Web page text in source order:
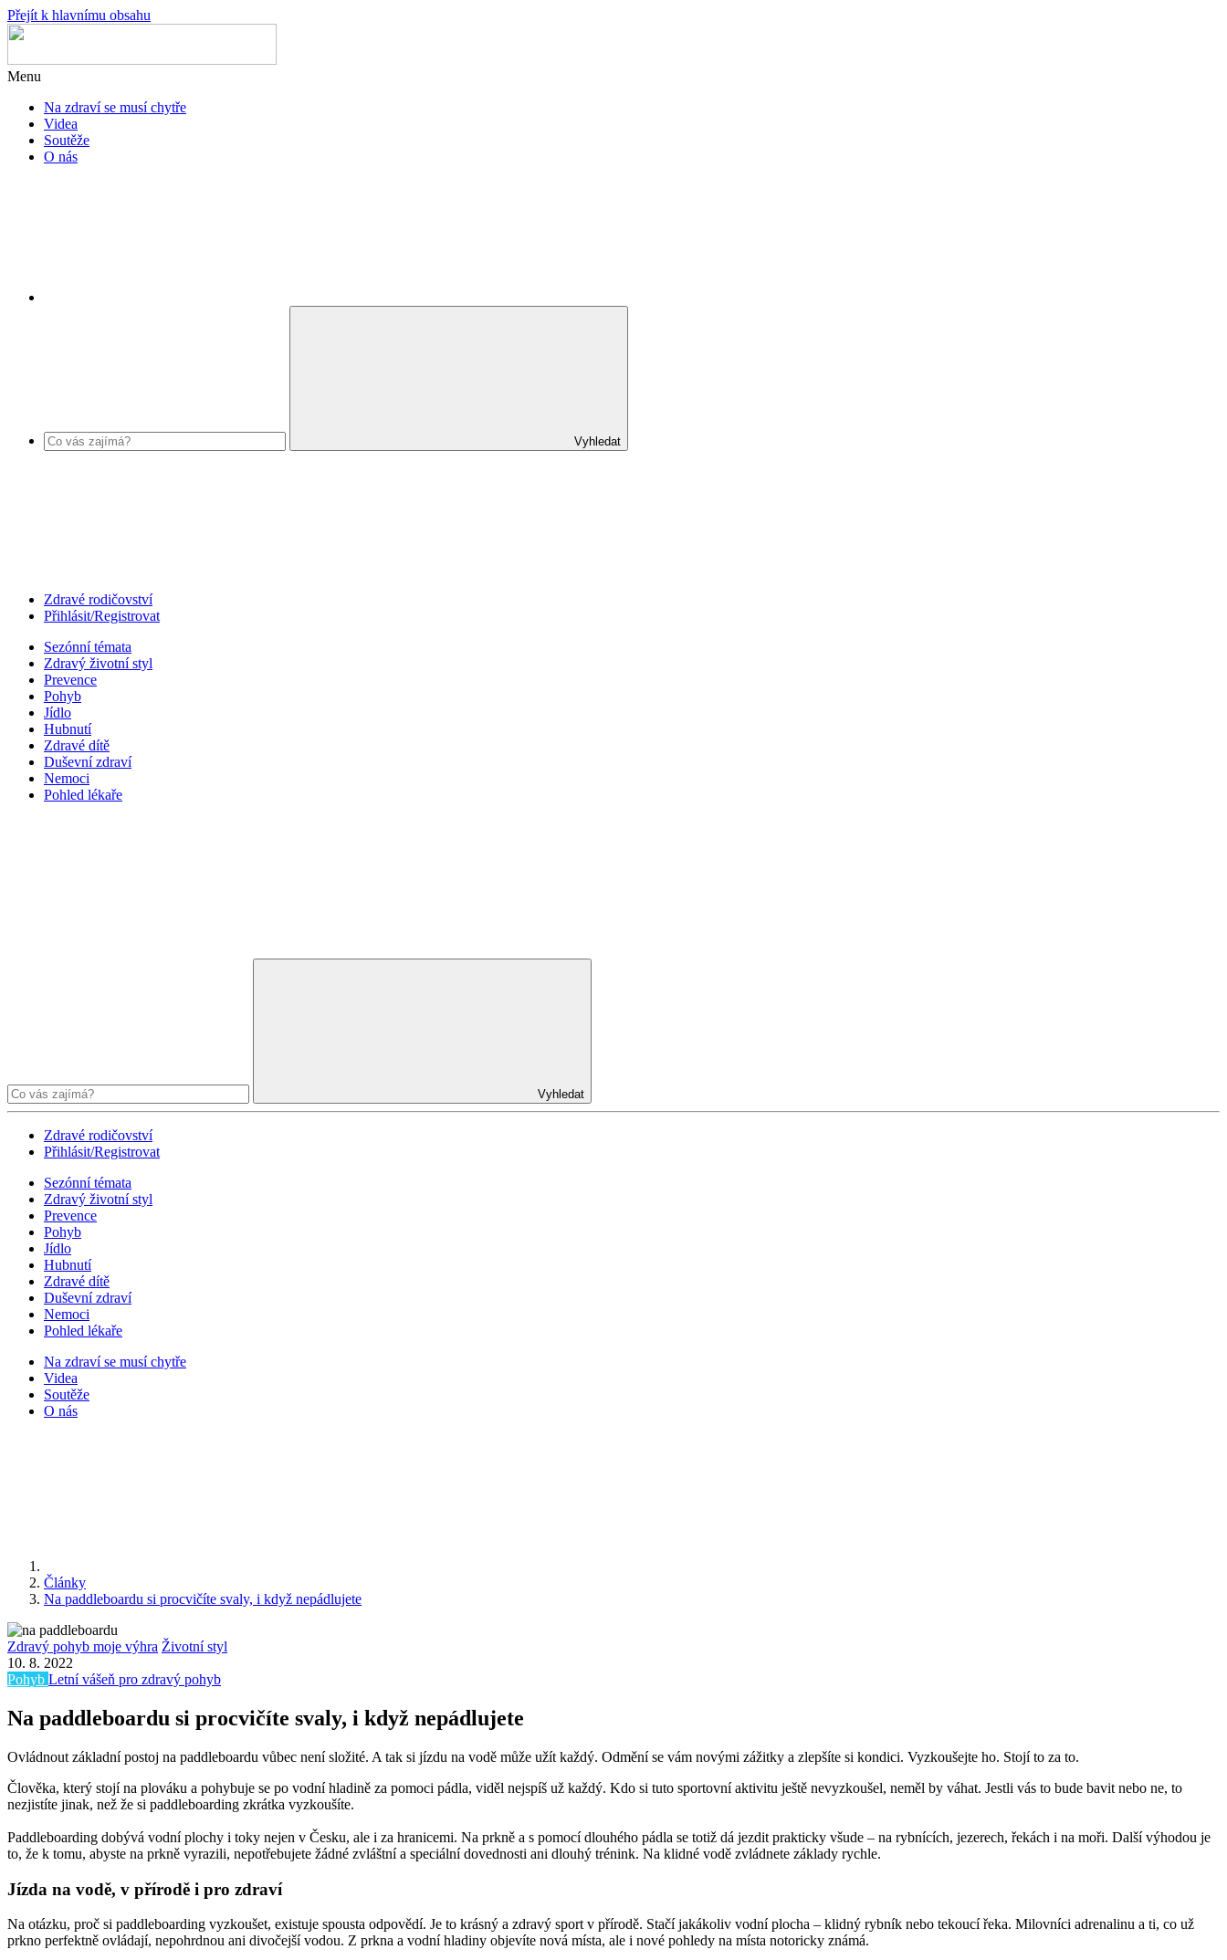
Přejít k hlavnímu obsahu
Menu
Na zdraví se musí chytře
Videa
Soutěže
O nás
Vyhledat
Zdravé rodičovství
Přihlásit/Registrovat
Sezónní témata
Zdravý životní styl
Prevence
Pohyb
Jídlo
Hubnutí
Zdravé dítě
Duševní zdraví
Nemoci
Pohled lékaře
Vyhledat
Zdravé rodičovství
Přihlásit/Registrovat
Sezónní témata
Zdravý životní styl
Prevence
Pohyb
Jídlo
Hubnutí
Zdravé dítě
Duševní zdraví
Nemoci
Pohled lékaře
Na zdraví se musí chytře
Videa
Soutěže
O nás
Články
Na paddleboardu si procvičíte svaly, i když nepádlujete
Zdravý pohyb moje výhra Životní styl
10. 8. 2022
Pohyb Letní vášeň pro zdravý pohyb
Na paddleboardu si procvičíte svaly, i když nepádlujete
Ovládnout základní postoj na paddleboardu vůbec není složité. A tak si jízdu na vodě může užít každý. Odmění se vám novými zážitky a zlepšíte si kondici. Vyzkoušejte ho. Stojí to za to.
Člověka, který stojí na plováku a pohybuje se po vodní hladině za pomoci pádla, viděl nejspíš už každý. Kdo si tuto sportovní aktivitu ještě nevyzkoušel, neměl by váhat. Jestli vás to bude bavit nebo ne, to
nezjistíte jinak, než že si paddleboarding zkrátka vyzkoušíte.
Paddleboarding dobývá vodní plochy i toky nejen v Česku, ale i za hranicemi. Na prkně a s pomocí dlouhého pádla se totiž dá jezdit prakticky všude – na rybnících, jezerech, řekách i na moři. Další výhodou je
to, že k tomu, abyste na prkně vyrazili, nepotřebujete žádné zvláštní a speciální dovednosti ani dlouhý trénink. Na klidné vodě zvládnete základy rychle.
Jízda na vodě, v přírodě i pro zdraví
Na otázku, proč si paddleboarding vyzkoušet, existuje spousta odpovědí. Je to krásný a zdravý sport v přírodě. Stačí jakákoliv vodní plocha – klidný rybník nebo tekoucí řeka. Milovníci adrenalinu a ti, co už
prkno perfektně ovládají, nepohrdnou ani divočejší vodou. Z prkna a vodní hladiny objevíte nová místa, ale i nové pohledy na místa notoricky známá.